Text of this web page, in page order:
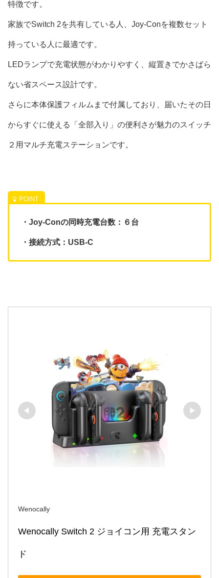
特徴です。
家族でSwitch 2を共有している人、Joy-Conを複数セット
持っている人に最適です。
LEDランプで充電状態がわかりやすく、縦置きでかさばら
ない省スペース設計です。
さらに本体保護フィルムまで付属しており、届いたその日
からすぐに使える「全部入り」の便利さが魅力のスイッチ
２用マルチ充電ステーションです。
・Joy-Conの同時充電台数：６台
・接続方式：USB-C
Wenocally
Wenocally Switch 2 ジョイコン用 充電スタン
ド